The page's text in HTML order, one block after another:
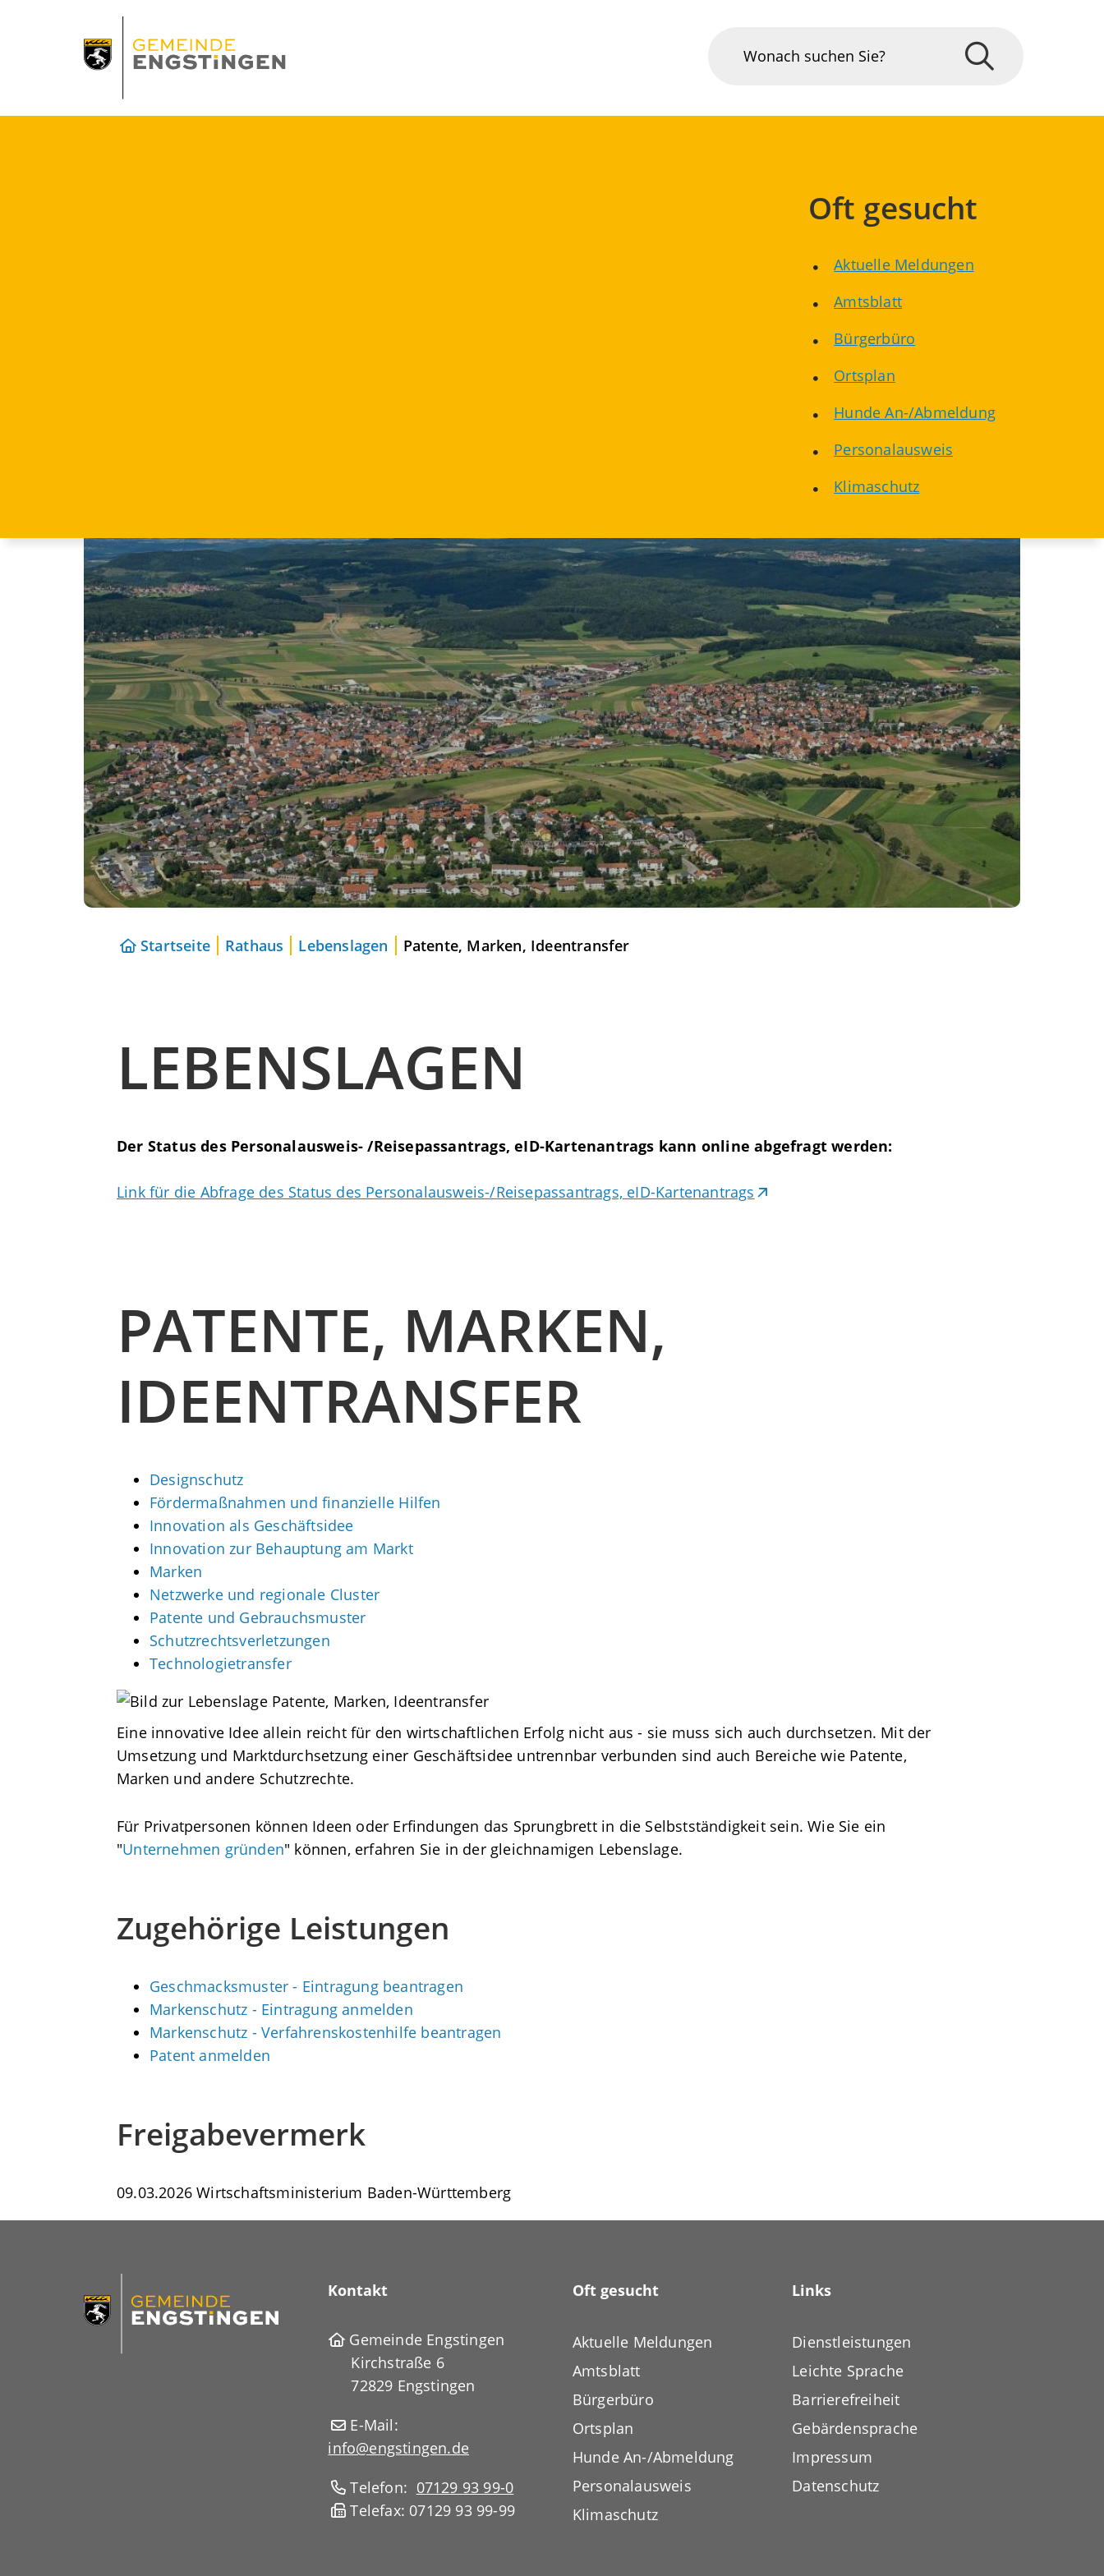
Oft gesucht
Aktuelle Meldungen
Amtsblatt
Bürgerbüro
Ortsplan
Hunde An-/Abmeldung
Personalausweis
Klimaschutz
Startseite Rathaus Lebenslagen Patente, Marken, Ideentransfer
LEBENSLAGEN
Der Status des Personalausweis- /Reisepassantrags, eID-Kartenantrags kann online abgefragt werden:
Link für die Abfrage des Status des Personalausweis-/Reisepassantrags, eID-Kartenantrags
PATENTE, MARKEN,
IDEENTRANSFER
Designschutz
Fördermaßnahmen und finanzielle Hilfen
Innovation als Geschäftsidee
Innovation zur Behauptung am Markt
Marken
Netzwerke und regionale Cluster
Patente und Gebrauchsmuster
Schutzrechtsverletzungen
Technologietransfer
Eine innovative Idee allein reicht für den wirtschaftlichen Erfolg nicht aus - sie muss sich auch durchsetzen. Mit der
Umsetzung und Marktdurchsetzung einer Geschäftsidee untrennbar verbunden sind auch Bereiche wie Patente,
Marken und andere Schutzrechte.
Für Privatpersonen können Ideen oder Erfindungen das Sprungbrett in die Selbstständigkeit sein. Wie Sie ein
"Unternehmen gründen" können, erfahren Sie in der gleichnamigen Lebenslage.
Zugehörige Leistungen
Geschmacksmuster - Eintragung beantragen
Markenschutz - Eintragung anmelden
Markenschutz - Verfahrenskostenhilfe beantragen
Patent anmelden
Freigabevermerk
09.03.2026 Wirtschaftsministerium Baden-Württemberg
Kontakt
Gemeinde Engstingen
Kirchstraße 6
72829 Engstingen
E-Mail:
info@engstingen.de
Telefon: 07129 93 99-0
Telefax: 07129 93 99-99
Oft gesucht
Aktuelle Meldungen
Amtsblatt
Bürgerbüro
Ortsplan
Hunde An-/Abmeldung
Personalausweis
Klimaschutz
Links
Dienstleistungen
Leichte Sprache
Barrierefreiheit
Gebärdensprache
Impressum
Datenschutz